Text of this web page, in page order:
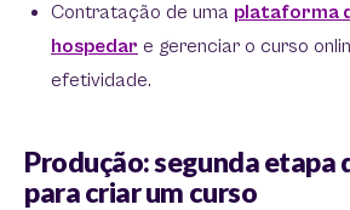
Contratação de uma plataforma
hospedar e gerenciar o curso
efetividade.
Produção: segunda etapa
para criar um curso